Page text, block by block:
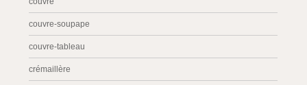
couvre-soupape
couvre-tableau
crémaillère